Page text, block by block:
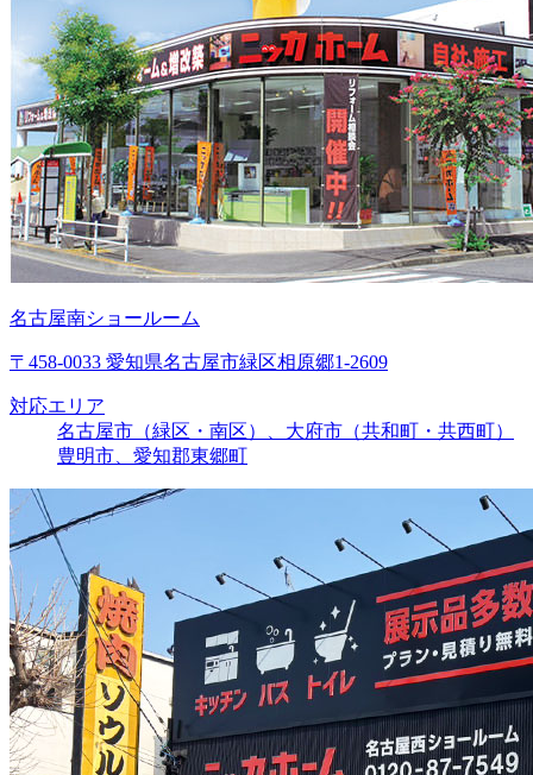
名古屋南ショールーム
〒458-0033 愛知県名古屋市緑区相原郷1-2609
対応エリア
名古屋市（緑区・南区）、大府市（共和町・共西町）
豊明市、愛知郡東郷町